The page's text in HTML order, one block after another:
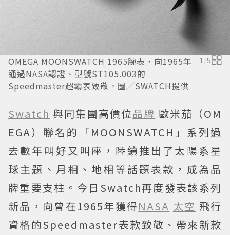
OMEGA MOONSWATCH 1965腕表，向1965年
通過NASA認證、型號ST105.003的
Speedmaster超霸表致敬。圖／SWATCH提供
1/5
Swatch 與同集團高價位品牌 歐米茄（OM
EGA）聯名的「MOONSWATCH」系列過
去數年叫好又叫座，陸續推出了太陽系星
球主題、月相、地相等話題表款，成為品
牌重要支柱。今日Swatch再度發表該系列
新品，向曾在1965年獲得NASA 太空 飛行
資格的Speedmaster表款致敬、帶來新款